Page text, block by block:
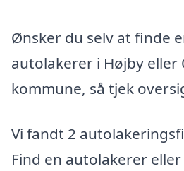
Ønsker du selv at finde
autolakerer i Højby eller
kommune, så tjek
Vi fandt 2
Find en autolakerer